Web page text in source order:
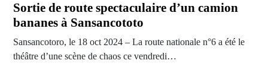
Sortie de route spectaculaire d’un camion
bananes à Sansancototo
Sansancotoro, le 18 oct 2024 – La route nationale n°6 a été le
théâtre d’une scène de chaos ce vendredi…